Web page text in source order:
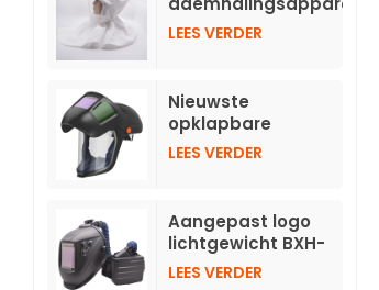
helmen
met
LEES VERDER
Nieuwste
opklapbare
automatisch
aangedreven
luchtzuiverende
ademhalingsapparatuur
LEES VERDER
Aangepast logo
lichtgewicht BXH-
3001 aangedreven
LEES VERDER